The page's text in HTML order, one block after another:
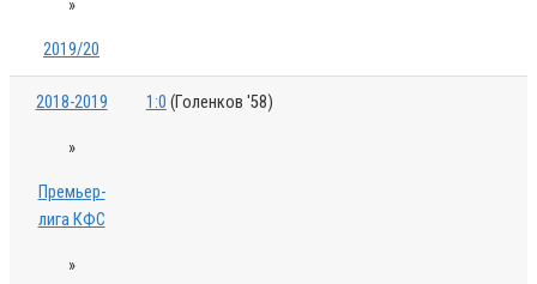
»
2019/20
2018-2019
»
Премьер-
лига КФС
»
1:0 (Голенков '58)